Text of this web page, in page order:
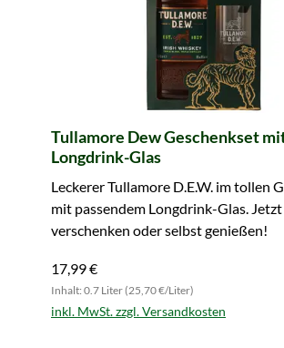
Tullamore Dew Geschenkset
Longdrink-Glas
Leckerer Tullamore D.E.W. im tollen
mit passendem Longdrink-Glas. Jetzt
verschenken oder selbst genießen!
17,99 €
Inhalt: 0.7 Liter (25,70 €/Liter)
inkl. MwSt. zzgl. Versandkosten